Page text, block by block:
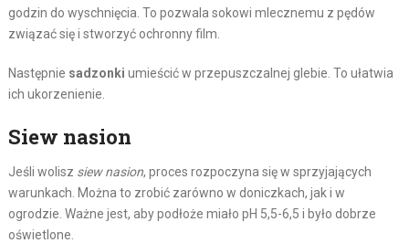
godzin do wyschnięcia. To pozwala sokowi mlecznemu z pędów
związać się i stworzyć ochronny film.
Następnie sadzonki umieścić w przepuszczalnej glebie. To ułatwia
ich ukorzenienie.
Siew nasion
Jeśli wolisz siew nasion, proces rozpoczyna się w sprzyjających
warunkach. Można to zrobić zarówno w doniczkach, jak i w
ogrodzie. Ważne jest, aby podłoże miało pH 5,5-6,5 i było dobrze
oświetlone.